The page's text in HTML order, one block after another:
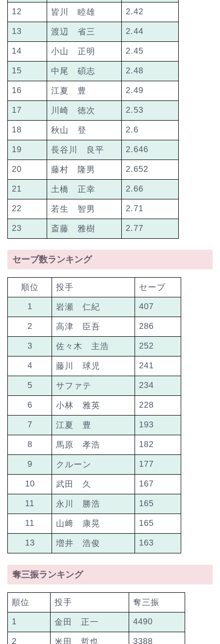
12 皆川 睦雄 2.42
13 渡辺 省三 2.44
14 小山 正明 2.45
15 中尾 碩志 2.48
16 江夏 豊 2.49
17 川崎 徳次 2.53
18 秋山 登 2.6
19 長谷川 良平 2.646
20 藤村 隆男 2.652
21 土橋 正幸 2.66
22 若生 智男 2.71
23 斎藤 雅樹 2.77
セーブ数ランキング
順位 投手 セーブ
1 岩瀬 仁紀 407
2 高津 臣吾 286
3 佐々木 主浩 252
4 藤川 球児 241
5 サファテ 234
6 小林 雅英 228
7 江夏 豊 193
8 馬原 孝浩 182
9 クルーン 177
10 武田 久 167
11 永川 勝浩 165
11 山﨑 康晃 165
13 増井 浩俊 163
奪三振ランキング
順位 投手 奪三振
1 金田 正一 4490
2 米田 哲也 3388